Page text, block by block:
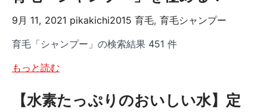
9月 11, 2021 pikakichi2015 育毛, 育毛シャンプー
育毛「シャンプー」の検索結果 451 件
もっと読む
【水素たっぷりのおいしい水】定